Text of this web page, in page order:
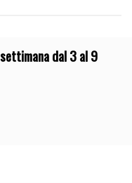
dal 3 al 9